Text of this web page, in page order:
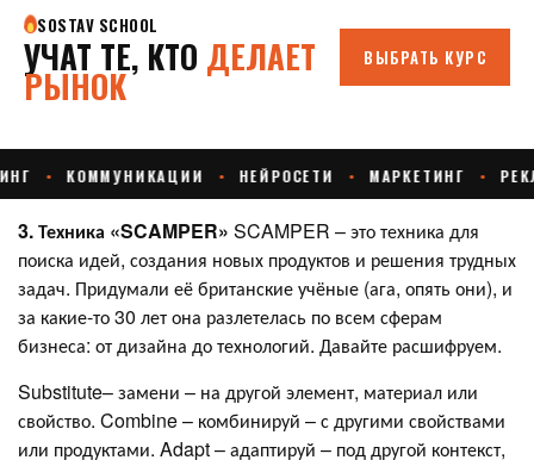
3. Техника «SCAMPER» SCAMPER –это техника для
поиска идей, создания новых продуктов и решения трудных
задач. Придумали её британские учёные (ага, опять они), и
за какие-то 30 лет она разлетелась по всем сферам
бизнеса: от дизайна до технологий. Давайте расшифруем.
Substitute– замени – на другой элемент, материал или
свойство. Combine – комбинируй – с другими свойствами
или продуктами. Adapt – адаптируй – под другой контекст,